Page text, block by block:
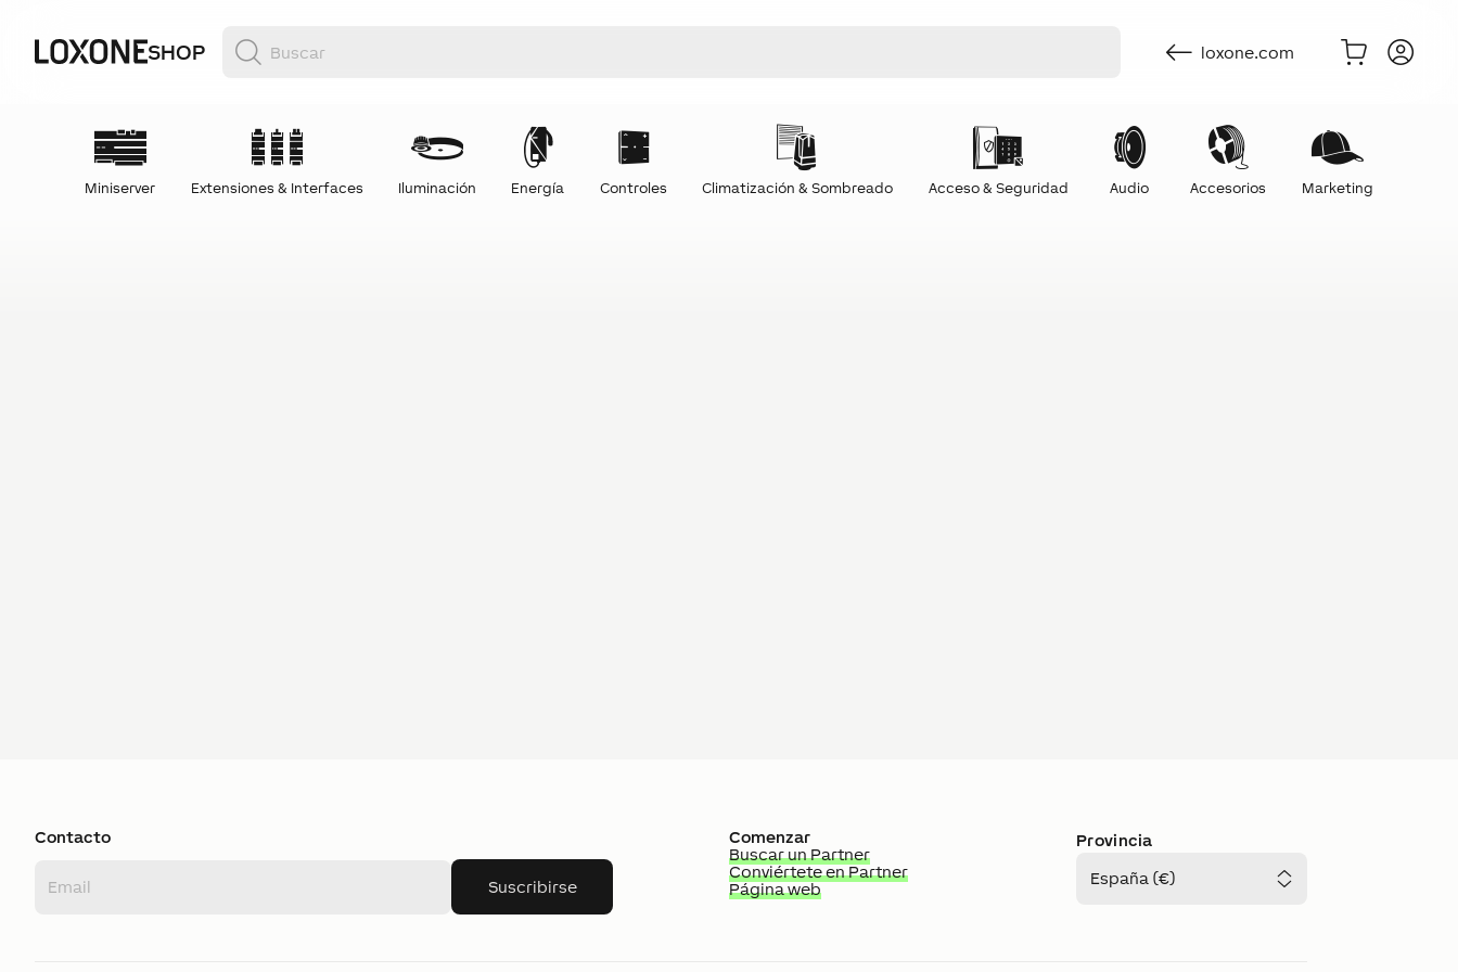
SHOP loxone.com
Miniserver Extensiones & Interfaces Iluminación Energía Controles Climatización & Sombreado Acceso & Seguridad Audio Accesorios Marketing
Contacto
Suscribirse
Comenzar
Buscar un Partner
Conviértete en Partner
Página web
Provincia
España (€)